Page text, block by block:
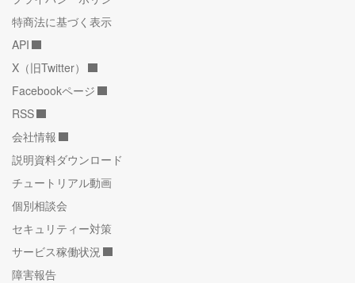
特商法に基づく表示
API
X（旧Twitter）
Facebookページ
RSS
会社情報
説明資料ダウンロード
チュートリアル動画
個別相談会
セキュリティー対策
サービス稼働状況
障害報告